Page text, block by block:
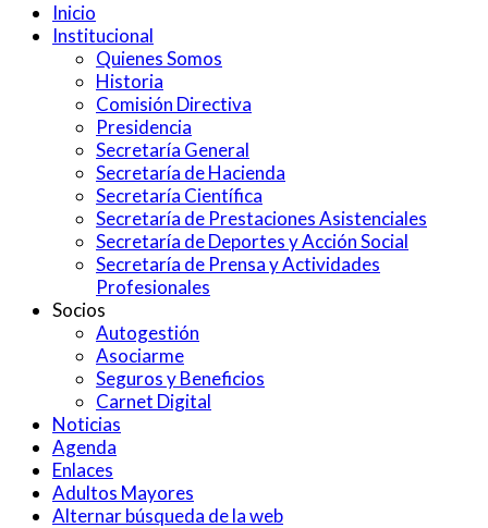
Inicio
Institucional
Quienes Somos
Historia
Comisión Directiva
Presidencia
Secretaría General
Secretaría de Hacienda
Secretaría Científica
Secretaría de Prestaciones Asistenciales
Secretaría de Deportes y Acción Social
Secretaría de Prensa y Actividades
Profesionales
Socios
Autogestión
Asociarme
Seguros y Beneficios
Carnet Digital
Noticias
Agenda
Enlaces
Adultos Mayores
Alternar búsqueda de la web